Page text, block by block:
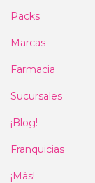
Packs
Marcas
Farmacia
Sucursales
¡Blog!
Franquicias
¡Más!